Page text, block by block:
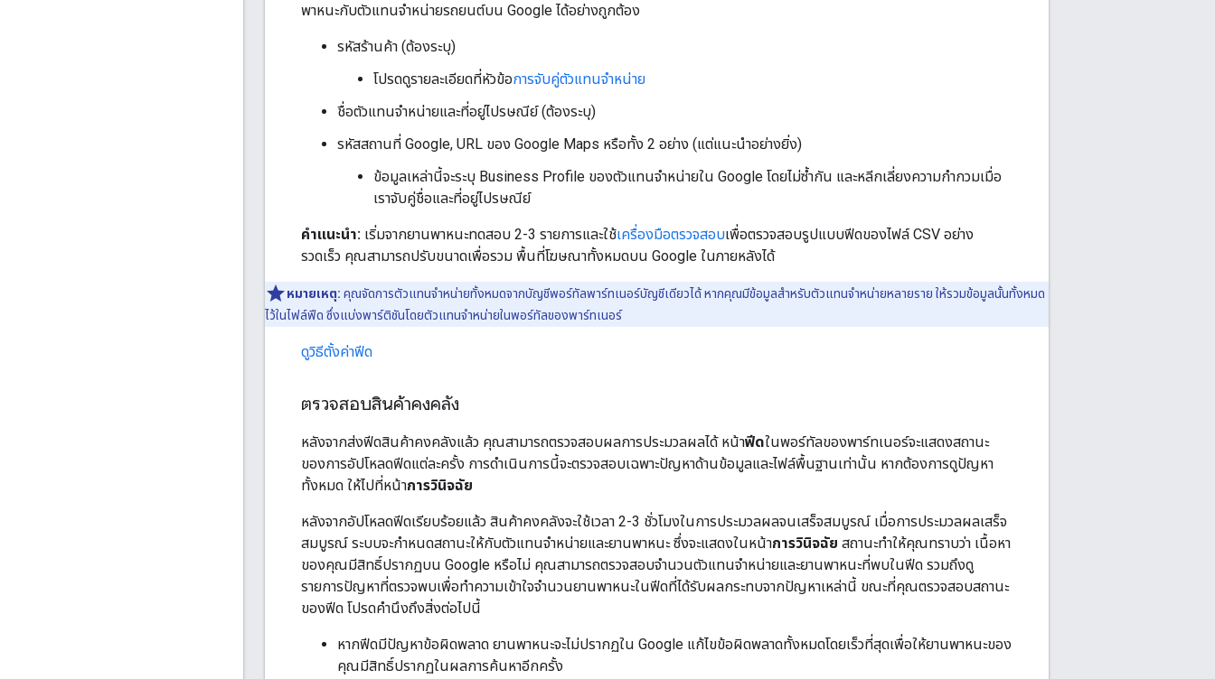
พาหนะกับตัวแทนจำหน่ายรถยนต์บน Google ได้อย่างถูกต้อง
รหัสร้านค้า (ต้องระบุ)
โปรดดูรายละเอียดที่หัวข้อการจับคู่ตัวแทนจำหน่าย
ชื่อตัวแทนจำหน่ายและที่อยู่ไปรษณีย์ (ต้องระบุ)
รหัสสถานที่ Google, URL ของ Google Maps หรือทั้ง 2 อย่าง (แต่แนะนำอย่างยิ่ง)
ข้อมูลเหล่านี้จะระบุ Business Profile ของตัวแทนจำหน่ายใน Google โดยไม่ซ้ำกัน และหลีกเลี่ยงความกำกวมเมื่อ
เราจับคู่ชื่อและที่อยู่ไปรษณีย์
คำแนะนำ: เริ่มจากยานพาหนะทดสอบ 2-3 รายการและใช้เครื่องมือตรวจสอบเพื่อตรวจสอบรูปแบบฟีดของไฟล์ CSV อย่าง
รวดเร็ว คุณสามารถปรับขนาดเพื่อรวม พื้นที่โฆษณาทั้งหมดบน Google ในภายหลังได้
หมายเหตุ: คุณจัดการตัวแทนจำหน่ายทั้งหมดจากบัญชีพอร์ทัลพาร์ทเนอร์บัญชีเดียวได้ หากคุณมีข้อมูลสำหรับตัวแทนจำหน่ายหลายราย ให้รวมข้อมูลนั้นทั้งหมด
ไว้ในไฟล์ฟีด ซึ่งแบ่งพาร์ติชันโดยตัวแทนจำหน่ายในพอร์ทัลของพาร์ทเนอร์
ดูวิธีตั้งค่าฟีด
ตรวจสอบสินค้าคงคลัง
หลังจากส่งฟีดสินค้าคงคลังแล้ว คุณสามารถตรวจสอบผลการประมวลผลได้ หน้าฟีดในพอร์ทัลของพาร์ทเนอร์จะแสดงสถานะ
ของการอัปโหลดฟีดแต่ละครั้ง การดำเนินการนี้จะตรวจสอบเฉพาะปัญหาด้านข้อมูลและไฟล์พื้นฐานเท่านั้น หากต้องการดูปัญหา
ทั้งหมด ให้ไปที่หน้าการวินิจฉัย
หลังจากอัปโหลดฟีดเรียบร้อยแล้ว สินค้าคงคลังจะใช้เวลา 2-3 ชั่วโมงในการประมวลผลจนเสร็จสมบูรณ์ เมื่อการประมวลผลเสร็จ
สมบูรณ์ ระบบจะกำหนดสถานะให้กับตัวแทนจำหน่ายและยานพาหนะ ซึ่งจะแสดงในหน้าการวินิจฉัย สถานะทำให้คุณทราบว่า เนื้อหา
ของคุณมีสิทธิ์ปรากฏบน Google หรือไม่ คุณสามารถตรวจสอบจำนวนตัวแทนจำหน่ายและยานพาหนะที่พบในฟีด รวมถึงดู
รายการปัญหาที่ตรวจพบเพื่อทำความเข้าใจจำนวนยานพาหนะในฟีดที่ได้รับผลกระทบจากปัญหาเหล่านี้ ขณะที่คุณตรวจสอบสถานะ
ของฟีด โปรดคำนึงถึงสิ่งต่อไปนี้
หากฟีดมีปัญหาข้อผิดพลาด ยานพาหนะจะไม่ปรากฏใน Google แก้ไขข้อผิดพลาดทั้งหมดโดยเร็วที่สุดเพื่อให้ยานพาหนะของ
คุณมีสิทธิ์ปรากฏในผลการค้นหาอีกครั้ง